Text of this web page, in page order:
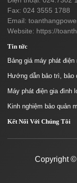
Fax: 024 3555 1788
Email:
Website: https://
Tin tức
Bảng giá máy phát
Hướng dẫn bảo trì,
Máy phát điện gia đình
Kinh nghiệm bảo quản
Kết Nối Với Chúng Tôi
Copyright ©